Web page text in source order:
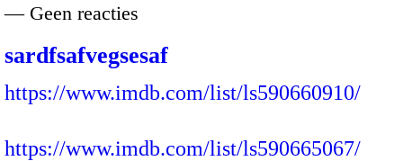
— Geen reacties
sardfsafvegsesaf
https://www.imdb.com/list/ls590660910/
https://www.imdb.com/list/ls590665067/